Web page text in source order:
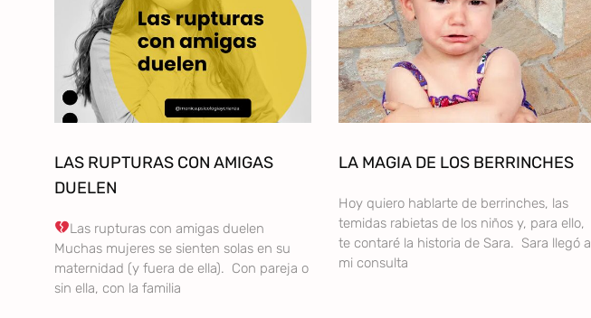
LAS RUPTURAS CON AMIGAS
DUELEN
Las rupturas con amigas duelen
Muchas mujeres se sienten solas en su
maternidad (y fuera de ella). Con pareja o
sin ella, con la familia
LA MAGIA DE LOS BERRINCHES
Hoy quiero hablarte de berrinches, las
temidas rabietas de los niños y, para ello,
te contaré la historia de Sara. Sara llegó a
mi consulta